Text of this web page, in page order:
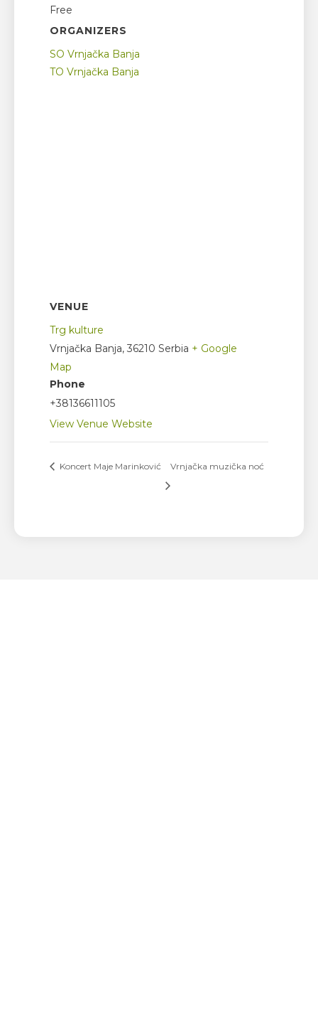
Free
ORGANIZERS
SO Vrnjačka Banja
TO Vrnjačka Banja
VENUE
Trg kulture
Vrnjačka Banja, 36210 Serbia + Google
Map
Phone
+38136611105
View Venue Website
Koncert Maje Marinković Vrnjačka muzička noć